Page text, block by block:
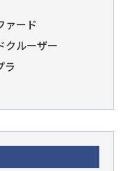
ァード
クルーザー
ラ